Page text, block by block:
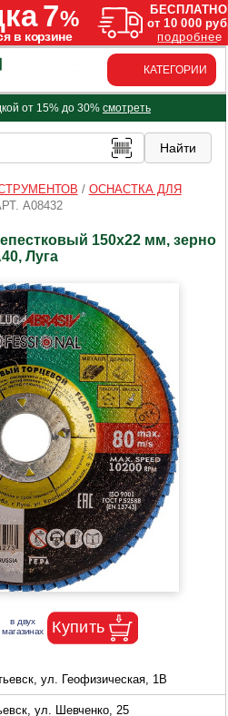
КАТЕГОРИИ
от 15% до 30% смотреть
/ ОСНАСТКА ДЛЯ
A08432
150х22 мм, зерно
Луга
ул. Геофизическая, 1В
ул. Шевченко, 25